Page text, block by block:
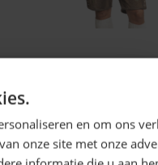
€ 119,99
en om ons
onze site met onze
5%
en ontvang toegang